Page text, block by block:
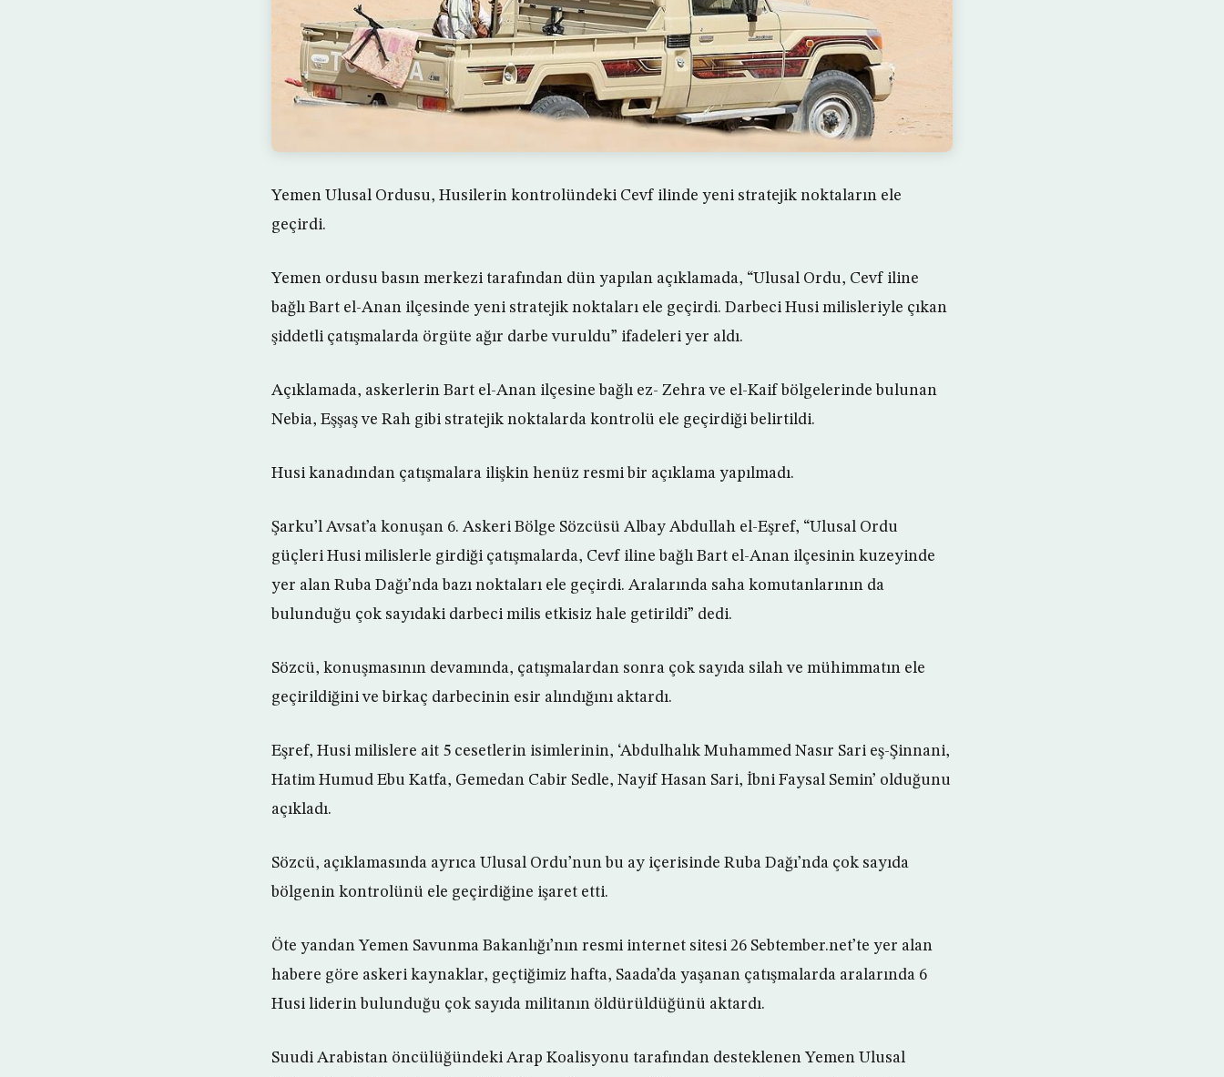
Yemen Ulusal Ordusu, Husilerin kontrolündeki Cevf ilinde yeni stratejik noktaların ele
geçirdi.
Yemen ordusu basın merkezi tarafından dün yapılan açıklamada, “Ulusal Ordu, Cevf iline
bağlı Bart el-Anan ilçesinde yeni stratejik noktaları ele geçirdi. Darbeci Husi milisleriyle çıkan
şiddetli çatışmalarda örgüte ağır darbe vuruldu” ifadeleri yer aldı.
Açıklamada, askerlerin Bart el-Anan ilçesine bağlı ez- Zehra ve el-Kaif bölgelerinde bulunan
Nebia, Eşşaş ve Rah gibi stratejik noktalarda kontrolü ele geçirdiği belirtildi.
Husi kanadından çatışmalara ilişkin henüz resmi bir açıklama yapılmadı.
Şarku’l Avsat’a konuşan 6. Askeri Bölge Sözcüsü Albay Abdullah el-Eşref, “Ulusal Ordu
güçleri Husi milislerle girdiği çatışmalarda, Cevf iline bağlı Bart el-Anan ilçesinin kuzeyinde
yer alan Ruba Dağı’nda bazı noktaları ele geçirdi. Aralarında saha komutanlarının da
bulunduğu çok sayıdaki darbeci milis etkisiz hale getirildi” dedi.
Sözcü, konuşmasının devamında, çatışmalardan sonra çok sayıda silah ve mühimmatın ele
geçirildiğini ve birkaç darbecinin esir alındığını aktardı.
Eşref, Husi milislere ait 5 cesetlerin isimlerinin, ‘Abdulhalık Muhammed Nasır Sari eş-Şinnani,
Hatim Humud Ebu Katfa, Gemedan Cabir Sedle, Nayif Hasan Sari, İbni Faysal Semin’ olduğunu
açıkladı.
Sözcü, açıklamasında ayrıca Ulusal Ordu’nun bu ay içerisinde Ruba Dağı’nda çok sayıda
bölgenin kontrolünü ele geçirdiğine işaret etti.
Öte yandan Yemen Savunma Bakanlığı’nın resmi internet sitesi 26 Sebtember.net’te yer alan
habere göre askeri kaynaklar, geçtiğimiz hafta, Saada’da yaşanan çatışmalarda aralarında 6
Husi liderin bulunduğu çok sayıda militanın öldürüldüğünü aktardı.
Suudi Arabistan öncülüğündeki Arap Koalisyonu tarafından desteklenen Yemen Ulusal